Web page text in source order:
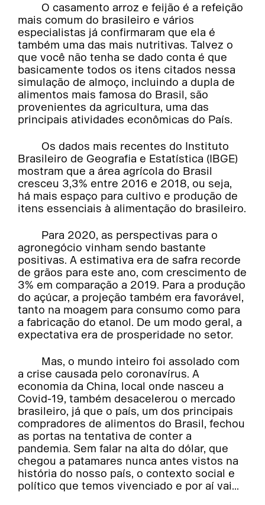
O casamento arroz e feijão é a refeição
mais comum do brasileiro e vários
especialistas já confirmaram que ela é
também uma das mais nutritivas. Talvez o
que você não tenha se dado conta é que
basicamente todos os itens citados nessa
simulação de almoço, incluindo a dupla de
alimentos mais famosa do Brasil, são
provenientes da agricultura, uma das
principais atividades econômicas do País.
Os dados mais recentes do Instituto
Brasileiro de Geografia e Estatística (IBGE)
mostram que a área agrícola do Brasil
cresceu 3,3% entre 2016 e 2018, ou seja,
há mais espaço para cultivo e produção de
itens essenciais à alimentação do brasileiro.
Para 2020, as perspectivas para o
agronegócio vinham sendo bastante
positivas. A estimativa era de safra recorde
de grãos para este ano, com crescimento de
3% em comparação a 2019. Para a produção
do açúcar, a projeção também era favorável,
tanto na moagem para consumo como para
a fabricação do etanol. De um modo geral, a
expectativa era de prosperidade no setor.
Mas, o mundo inteiro foi assolado com
a crise causada pelo coronavírus. A
economia da China, local onde nasceu a
Covid-19, também desacelerou o mercado
brasileiro, já que o país, um dos principais
compradores de alimentos do Brasil, fechou
as portas na tentativa de conter a
pandemia. Sem falar na alta do dólar, que
chegou a patamares nunca antes vistos na
história do nosso país, o contexto social e
político que temos vivenciado e por aí vai...